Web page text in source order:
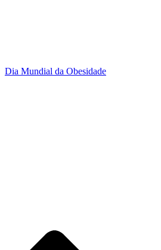
Dia Mundial da Obesidade